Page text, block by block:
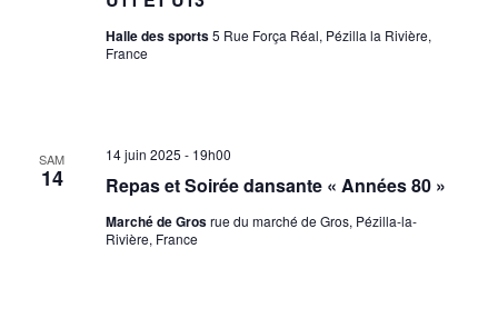
Halle des sports5 Rue Força Réal, Pézilla la Rivière,
France
SAM
14 Repas et Soirée dansante « Années 80 »
14 juin 2025 - 19h00
Marché de Grosrue du marché de Gros, Pézilla-la-
Rivière, France